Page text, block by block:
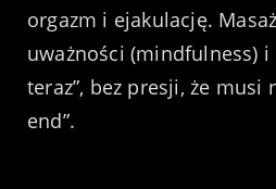
orgazm i ejakulację.
uważności (mindfulness) i
teraz”, bez presji, że musi
end”.